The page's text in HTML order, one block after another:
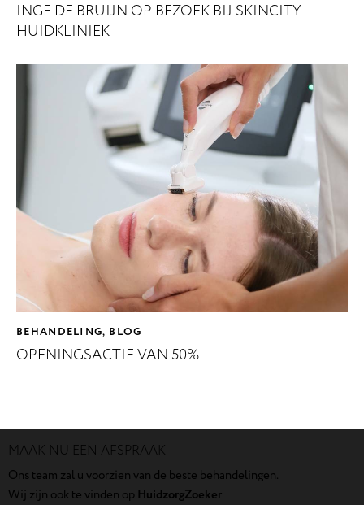
INGE DE BRUIJN OP BEZOEK BIJ SKINCITY
HUIDKLINIEK
BEHANDELING, BLOG
OPENINGSACTIE VAN 50%
MAAK NU EEN AFSPRAAK
Ons team zal u voorzien van de beste behandelingen.
Wij zijn ook te vinden op HuidzorgZoeker